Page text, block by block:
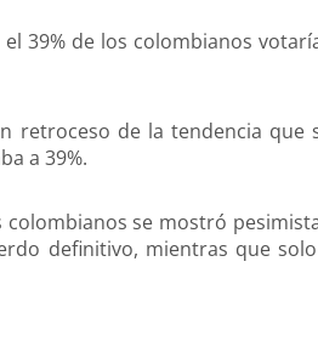
39% de los colombianos
retroceso de la tendencia que
a 39%.
colombianos se mostró
definitivo, mientras que